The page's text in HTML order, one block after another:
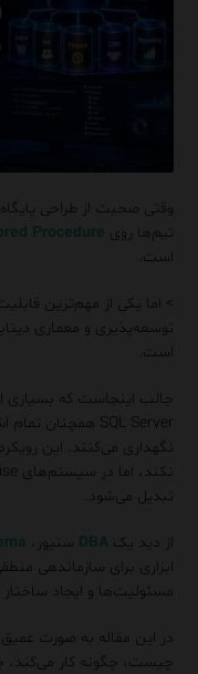
وقتی صحبت از طراحی
تیم‌ها روی Table، Index، Procedure
است.
> اما یکی از مهم‌ترین
توسعه‌پذیری و معماری
است.
جالب اینجاست که بسیاری
نگهداری می‌کنند. این
تبدیل می‌شود.
از دید یکDBA سنیور،
ابزاری برای سازماندهی
مسئولیت‌ها و ایجاد
چیست، چگونه کار می‌کند،